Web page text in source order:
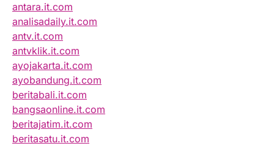
antara.it.com
analisadaily.it.com
antv.it.com
antvklik.it.com
ayojakarta.it.com
ayobandung.it.com
beritabali.it.com
bangsaonline.it.com
beritajatim.it.com
beritasatu.it.com